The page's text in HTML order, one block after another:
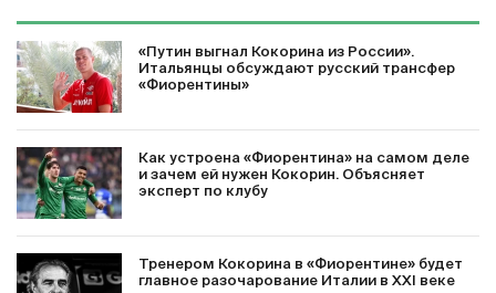
«Путин выгнал Кокорина из России».
Итальянцы обсуждают русский трансфер
«Фиорентины»
Как устроена «Фиорентина» на самом деле
и зачем ей нужен Кокорин. Объясняет
эксперт по клубу
Тренером Кокорина в «Фиорентине» будет
главное разочарование Италии в XXI веке